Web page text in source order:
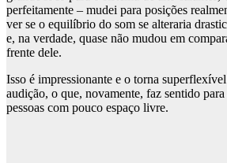
perfeitamente – mudei para posições
ver se o equilíbrio do som se alteraria
e, na verdade, quase não mudou em
frente dele.
Isso é impressionante e o torna
audição, o que, novamente, faz sentido
pessoas com pouco espaço livre.